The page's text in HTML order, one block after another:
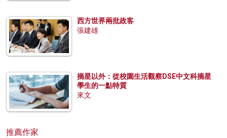
西方世界兩批政客
張建雄
摘星以外：從校園生活觀察DSE中文科摘星
學生的一點特質
來文
推薦作家